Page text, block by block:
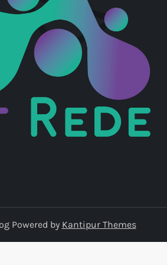
Powered by Kantipur Themes